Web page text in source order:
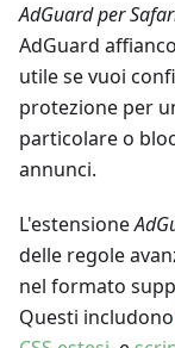
AdGuard per
AdGuard
utile se vuoi
protezione per
particolare o
annunci.
L'estensione
delle regole
nel formato
Questi includono